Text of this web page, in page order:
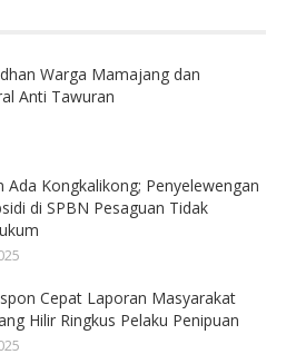
Warga Mamajang dan
Anti Tawuran
Ada Kongkalikong; Penyelewengan
di SPBN Pesaguan Tidak
Cepat Laporan Masyarakat
Hilir Ringkus Pelaku Penipuan